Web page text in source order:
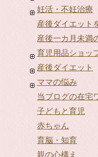
妊活・不妊治療
産後ダイエット
産後一カ月未満
育児用品ショッ
産後ダイエット
ママの悩み
当ブログの在宅
子どもと育児
赤ちゃん
育脳・知育
親の心構え